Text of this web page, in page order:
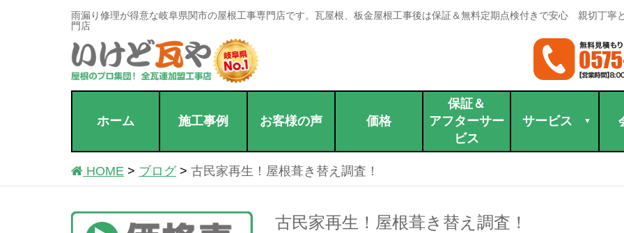
雨漏り修理が得意な岐阜県関市の屋根工事専門店です。瓦屋根、板金屋根工事後は保証＆無料定期点検付きで安心 親切丁寧
門店
ホーム 施工事例 お客様の声 価格
保証＆
アフターサー
ビス
サービス
HOME ブログ 古民家再生！屋根葺き替え調査！
古民家再生！屋根葺き替え調査！